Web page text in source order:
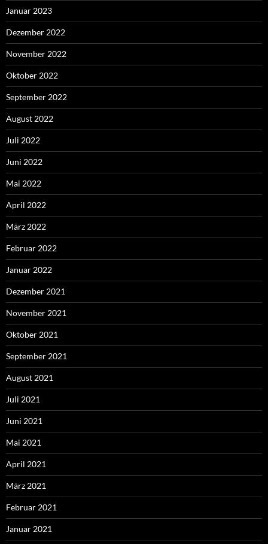
Januar 2023
Dezember 2022
November 2022
Oktober 2022
September 2022
August 2022
Juli 2022
Juni 2022
Mai 2022
April 2022
März 2022
Februar 2022
Januar 2022
Dezember 2021
November 2021
Oktober 2021
September 2021
August 2021
Juli 2021
Juni 2021
Mai 2021
April 2021
März 2021
Februar 2021
Januar 2021